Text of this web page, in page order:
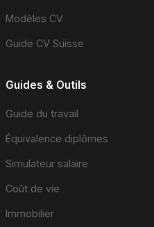
Modèles CV
Guide CV Suisse
Guides & Outils
Guide du travail
Équivalence diplômes
Simulateur salaire
Coût de vie
Immobilier